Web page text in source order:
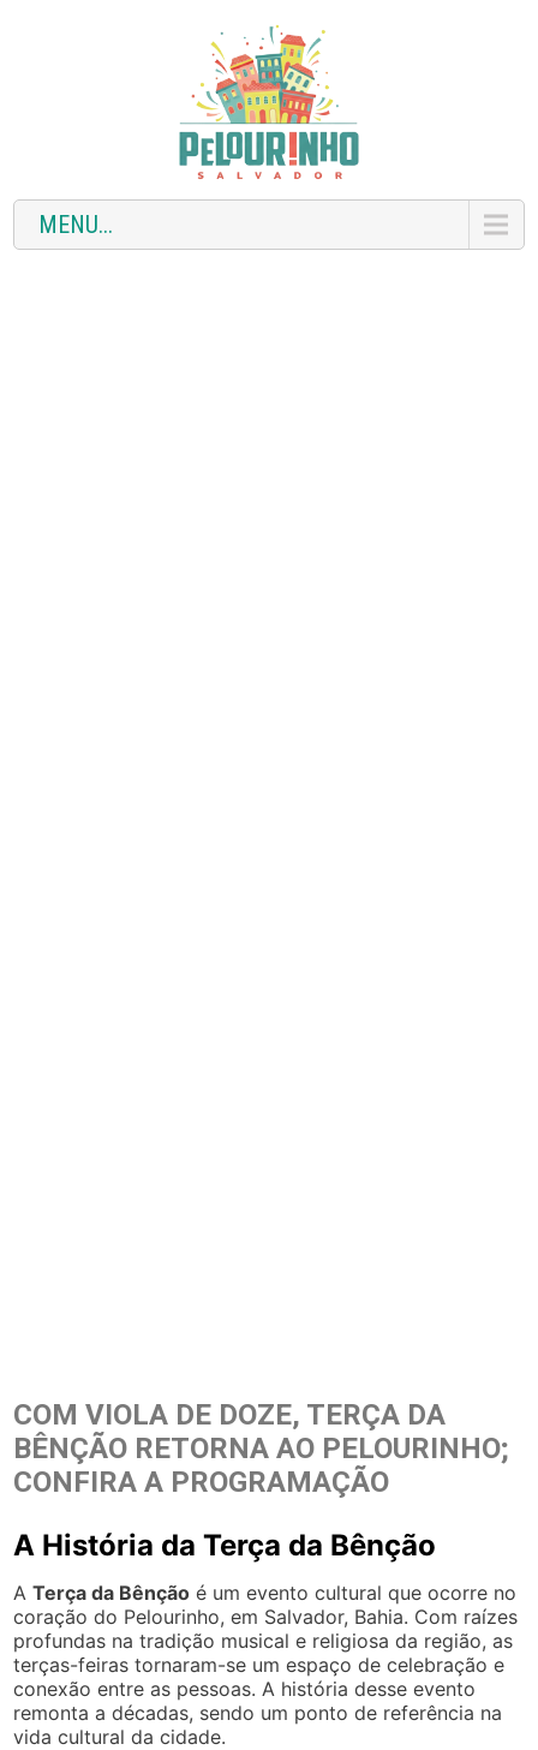
MENU...
COM VIOLA DE DOZE, TERÇA DA
BÊNÇÃO RETORNA AO PELOURINHO;
CONFIRA A PROGRAMAÇÃO
A História da Terça da Bênção
ATerça da Bênção é um evento cultural que ocorre no
coração do Pelourinho, em Salvador, Bahia. Com raízes
profundas na tradição musical e religiosa da região, as
terças-feiras tornaram-se um espaço de celebração e
conexão entre as pessoas. A história desse evento
remonta a décadas, sendo um ponto de referência na
vida cultural da cidade.